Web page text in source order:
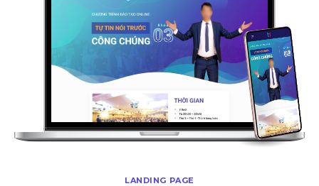
LANDING PAGE